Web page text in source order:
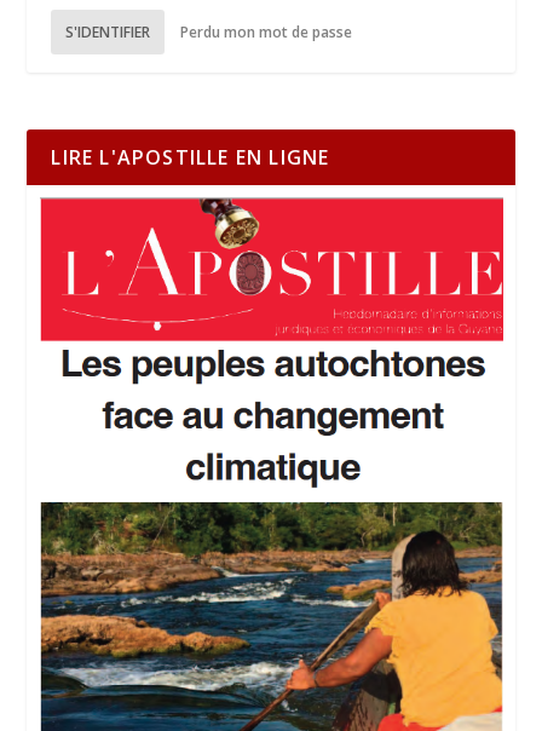
S'IDENTIFIER Perdu mon mot de passe
LIRE L'APOSTILLE EN LIGNE